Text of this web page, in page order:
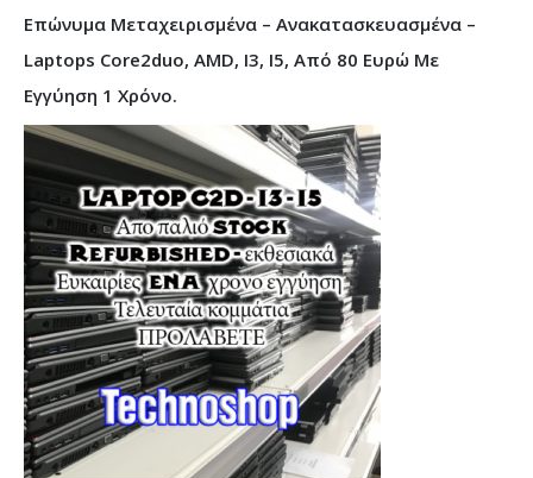
Επώνυμα Μεταχειρισμένα – Ανακατασκευασμένα –
Laptops Core2duo, AMD, I3, I5, Από 80 Ευρώ Με
Εγγύηση 1 Χρόνο.